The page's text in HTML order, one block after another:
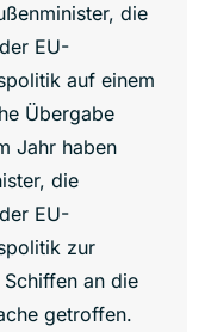
die
EU-
auf einem
Übergabe
Jahr haben
die
EU-
zur
an die
getroffen.